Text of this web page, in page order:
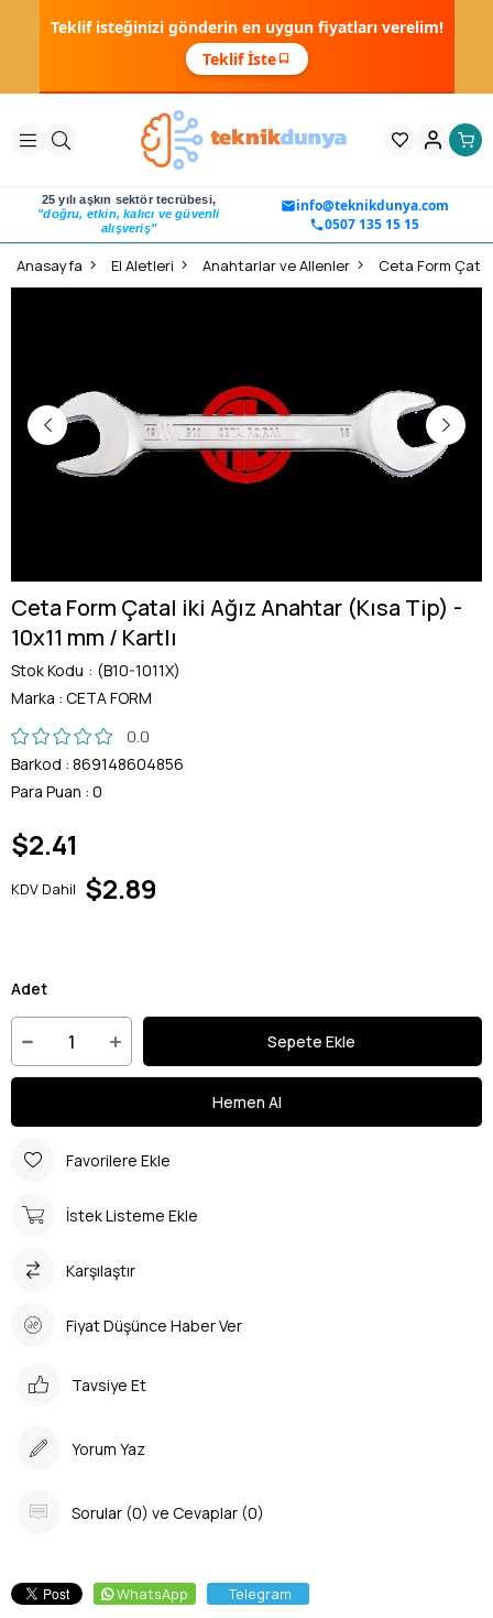
Teklif isteğinizi gönderin en uygun fiyatları verelim!
Teklif İste
25 yılı aşkın sektör tecrübesi,
"doğru, etkin, kalıcı ve güvenli
alışveriş"
info@teknikdunya.com
0507 135 15 15
Anasayfa El Aletleri Anahtarlar ve Allenler
Ceta Form Çatal iki Ağız Anahtar (Kısa Tip) -
10x11 mm / Kartlı
Stok Kodu
(B10-1011X)
Marka : CETA FORM
0.0
Barkod : 869148604856
Para Puan : 0
$2.41
KDV Dahil $2.89
Adet
Favorilere Ekle
İstek Listeme Ekle
Karşılaştır
Fiyat Düşünce Haber Ver
Tavsiye Et
Yorum Yaz
Sorular (0) ve Cevaplar (0)
WhatsApp Telegram